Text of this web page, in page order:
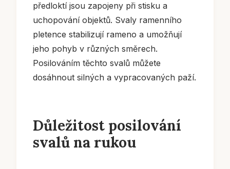
předloktí jsou zapojeny při stisku a
uchopování objektů. Svaly ramenního
pletence stabilizují rameno a umožňují
jeho pohyb v různých směrech.
Posilováním těchto svalů můžete
dosáhnout silných a vypracovaných paží.
Důležitost posilování
svalů na rukou